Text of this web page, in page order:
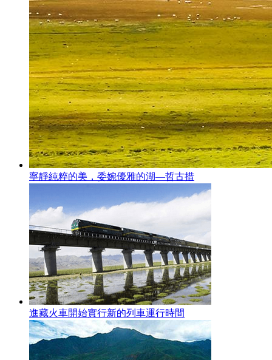
寧靜純粹的美，委婉優雅的湖—哲古措
進藏火車開始實行新的列車運行時間